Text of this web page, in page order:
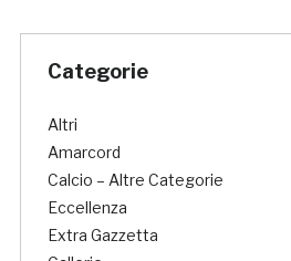
Categorie
Altri
Amarcord
Calcio – Altre Categorie
Eccellenza
Extra Gazzetta